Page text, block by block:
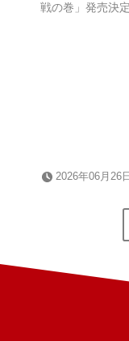
戦の巻」発売決定
2026年06月26日